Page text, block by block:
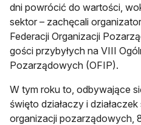
dni powrócić do wartości,
sektor – zachęcali
Federacji Organizacji
gości przybyłych na VIII
Pozarządowych (OFIP).
W tym roku to, odbywające
święto działaczy i
organizacji pozarządowych,